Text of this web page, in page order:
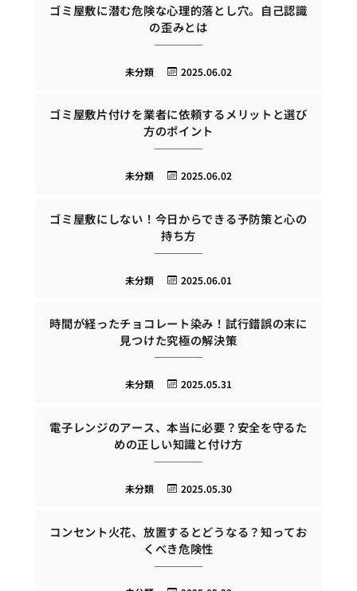
ゴミ屋敷に潜む危険な心理的落とし穴。自己認識
の歪みとは
2025.06.02
未分類
ゴミ屋敷片付けを業者に依頼するメリットと選び
方のポイント
2025.06.02
未分類
ゴミ屋敷にしない！今日からできる予防策と心の
持ち方
2025.06.01
未分類
時間が経ったチョコレート染み！試行錯誤の末に
見つけた究極の解決策
2025.05.31
未分類
電子レンジのアース、本当に必要？安全を守るた
めの正しい知識と付け方
2025.05.30
未分類
コンセント火花、放置するとどうなる？知ってお
くべき危険性